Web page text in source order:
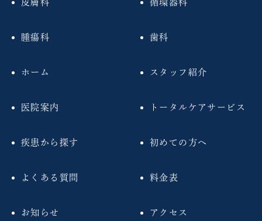
皮膚科 循環器科
腫瘍科 歯科
ホーム スタッフ紹介
医院案内 トータルケアサービス
疾患から探す 初めての方へ
よくある質問 料金表
お知らせ アクセス